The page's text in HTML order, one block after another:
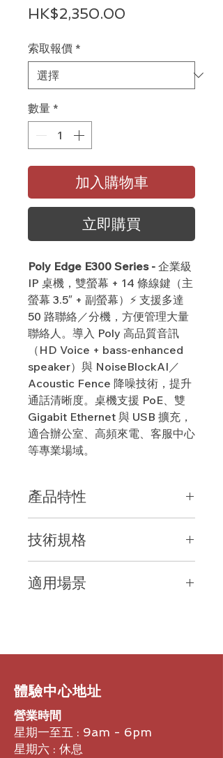
HK$2,350.00
索取報價 *
數量 *
加入購物車
立即購買
Poly Edge E300 Series - 企業級
IP 桌機，雙螢幕 + 14 條線鍵（主
螢幕 3.5″ + 副螢幕）⚡ 支援多達
50 路聯絡／分機，方便管理大量
聯絡人。導入 Poly 高品質音訊
（HD Voice + bass-enhanced
speaker）與 NoiseBlockAI／
Acoustic Fence 降噪技術，提升
通話清晰度。桌機支援 PoE、雙
Gigabit Ethernet 與 USB 擴充，
適合辦公室、高頻來電、客服中心
等專業場域。
產品特性
支援 32 條線路 + 多組快速撥號／聯絡
Voice 音質優化、PoE 電源／雙
技術規格
G.729AB, iLBC, OPUS, G.722.1
機、免持與擴充模組。
適用場景
音、多人/分機通話、快速聯絡人撥號
​體驗中心地址
營業時間
星期一至五 : 9am - 6pm
星期六 : 休息